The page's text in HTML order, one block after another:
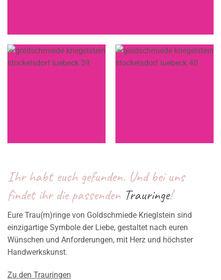
Ihr habt euch gefunden. Und bei uns
findet ihr die passenden Trauringe!
Eure Trau(m)ringe von Goldschmiede Krieglstein sind
einzigartige Symbole der Liebe, gestaltet nach euren
Wünschen und Anforderungen, mit Herz und höchster
Handwerkskunst.
Zu den Trauringen